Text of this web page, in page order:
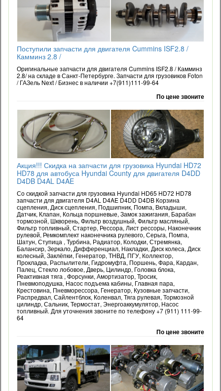
Поступили запчасти для двигателя Cummins ISF2.8 /
Камминз 2.8 /
Оригинальные запчасти для двигателя Cummins ISF2.8 / Камминз
2.8/ на складе в Санкт-Петербурге. Запчасти для грузовиков Foton
/ ГАЗель Next / Бизнес в наличии +7(911)111-99-64
По цене звоните
Акция!!! Скидка на запчасти для грузовика Hyundai HD72
HD78 для автобуса Hyundai County для двигателя D4DD
D4DB D4AL D4AE
Со скидкой запчасти для грузовика Hyundai HD65 HD72 HD78
запчасти для двигателя D4AL D4AE D4DD D4DB Корзина
сцепления, Диск сцепления, Подшипник, Помпа, Вкладыши,
Датчик, Клапан, Кольца поршневые, Замок зажигания, Барабан
тормозной, Шкворень, Фильтр воздушный, Фильтр масляный,
Фильтр топливный, Стартер, Рессора, Лист рессоры, Наконечник
рулевой, Ремкомплект наконечника рулевого, Серьга, Помпа,
Шатун, Ступица , Турбина, Радиатор, Колодки, Стремянка,
Балансир, Зеркало, Дифференциал, Накладки, Диск колеса, Диск
колесный, Заклёпки, Генератор, ТНВД, ПГУ, Коллектор,
Прокладка, Распылители, Гидромуфта, Поршень, Фара, Кардан,
Палец, Стекло лобовое, Дверь, Цилиндр, Головка блока,
Реактивная тяга , Форсунки, Амортизатор, Тросик,
Пневмоподушка, Насос подъема кабины, Главная пара,
Крестовина, Пневморессора, Генератор, Кузовные запчасти,
Распредвал, Сайлентблок, Коленвал, Тяга рулевая, Тормозной
цилиндр, Сальник, Термостат, Энергоаккумулятор, Насос
топливный. Для уточнения звоните по телефону +7 (911) 111-99-
64
По цене звоните